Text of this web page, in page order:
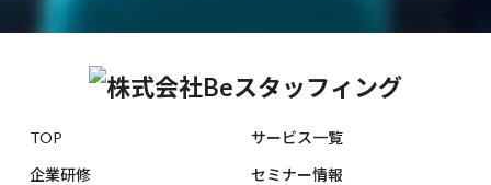
TOP
サービス一覧
企業研修
セミナー情報